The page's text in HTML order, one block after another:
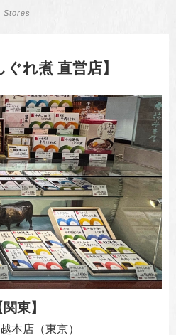
Stores
ぐれ煮 直営店】
関東】
本店（東京）